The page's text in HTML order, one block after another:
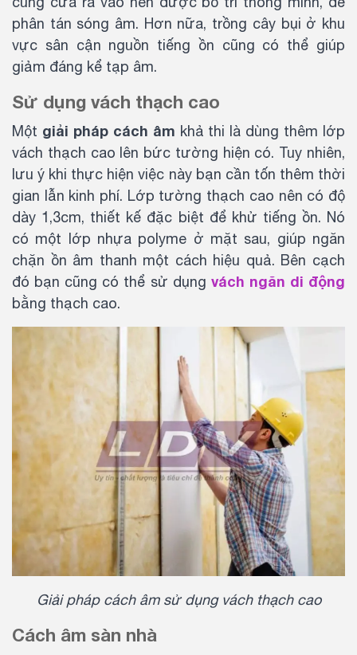
phân tán sóng âm. Hơn nữa, trồng cây bụi ở khu
vực sân cận nguồn tiếng ồn cũng có thể giúp
giảm đáng kể tạp âm.
Sử dụng vách thạch cao
Một giải pháp cách âm khả thi là dùng thêm lớp
vách thạch cao lên bức tường hiện có. Tuy nhiên,
lưu ý khi thực hiện việc này bạn cần tốn thêm thời
gian lẫn kinh phí. Lớp tường thạch cao nên có độ
dày 1,3cm, thiết kế đặc biệt để khử tiếng ồn. Nó
có một lớp nhựa polyme ở mặt sau, giúp ngăn
chặn ồn âm thanh một cách hiệu quả. Bên cạch
đó bạn cũng có thể sử dụng vách ngăn di động
bằng thạch cao.
Giải pháp cách âm sử dụng vách thạch cao
Cách âm sàn nhà